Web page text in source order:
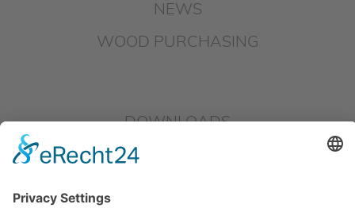
NEWS
WOOD PURCHASING
DOWNLOADS